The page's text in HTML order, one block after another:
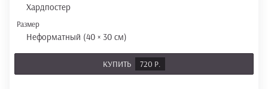
Хардпостер
Размер
Неформатный (40 × 30 см)
КУПИТЬ 720 Р.